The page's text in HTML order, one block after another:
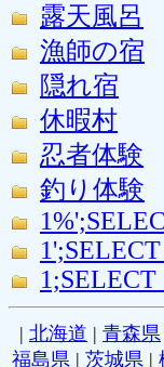
露天風呂
漁師の宿
隠れ宿
休暇村
忍者体験
釣り体験
1;SELECT
| 北海道 | 青森県
福島県 | 茨城県 |